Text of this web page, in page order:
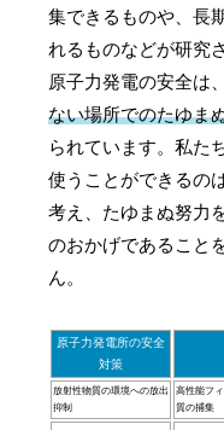
集できるものや、長
れるものなどが研究
原子力発電の安全は
ない場所でのたゆま
られています。私た
使うことができるの
考え、たゆまぬ努力
のおかげであること
ん。
原子力発電所の安全
対策
放射性物質の環境への放出
抑制
高性能フ
質の捕集